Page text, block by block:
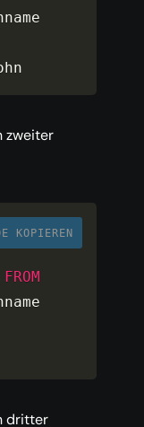
zweiter
KOPIEREN
FROM
dritter